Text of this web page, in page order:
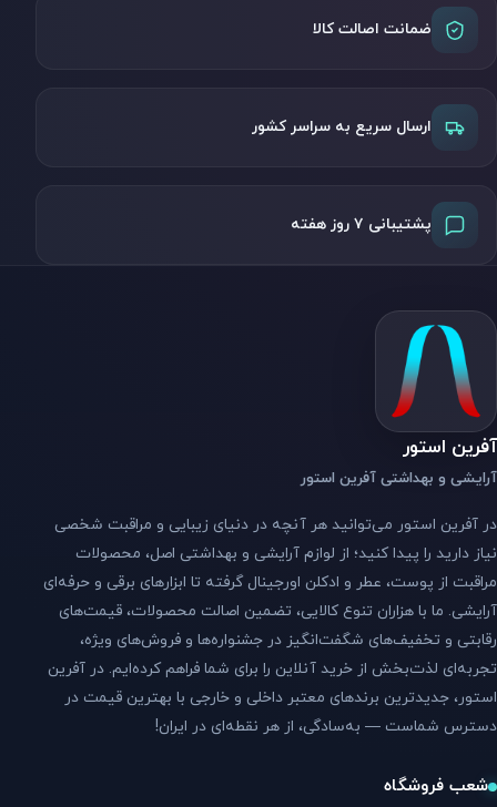
ضمانت اصالت کالا
ارسال سریع به سراسر کشور
پشتیبانی ۷ روز هفته
آفرین استور
آرایشی و بهداشتی آفرین استور
در آفرین استور می‌توانید هر آنچه در دنیای زیبایی و مراقبت شخصی
نیاز دارید را پیدا کنید؛ از لوازم آرایشی و بهداشتی اصل، محصولات
مراقبت از پوست، عطر و ادکلن اورجینال گرفته تا ابزارهای برقی و حرفه‌ای
آرایشی. ما با هزاران تنوع کالایی، تضمین اصالت محصولات، قیمت‌های
رقابتی و تخفیف‌های شگفت‌انگیز در جشنواره‌ها و فروش‌های ویژه،
تجربه‌ای لذت‌بخش از خرید آنلاین را برای شما فراهم کرده‌ایم. در آفرین
استور، جدیدترین برندهای معتبر داخلی و خارجی با بهترین قیمت در
دسترس شماست — به‌سادگی، از هر نقطه‌ای در ایران!
شعب فروشگاه